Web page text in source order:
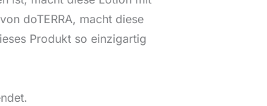
doTERRA, macht diese
Produkt so einzigartig